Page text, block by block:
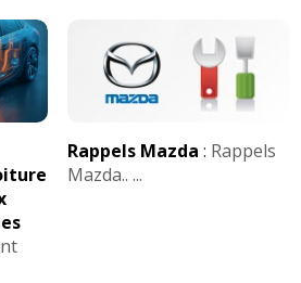
Rappels Mazda : Rappels
Mazda.. ...